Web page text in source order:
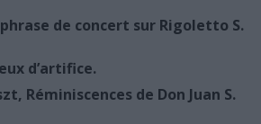
de concert sur Rigoletto S.
d’artifice.
Réminiscences de Don Juan S.